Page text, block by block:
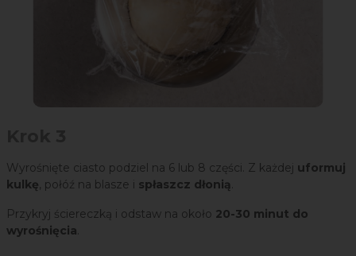
Wyrośnięte ciasto podziel na 6 lub 8 części. Z każdej uformuj
kulkę, połóź na blasze i spłaszcz dłonią
Przykryj ściereczką i odstaw na około 20-30 minut do
wyrośnięcia